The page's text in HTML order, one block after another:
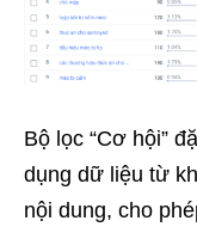
Bộ lọc “Cơ hội”
dụng dữ liệu từ
nội dung, cho